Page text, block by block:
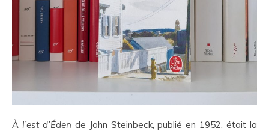
À l’est d’Éden de John Steinbeck, publié en 1952, était la